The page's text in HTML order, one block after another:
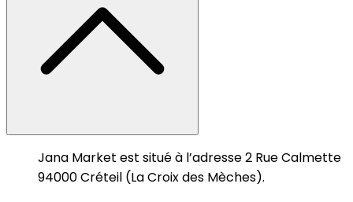
Jana Market est situé à l’adresse 2 Rue Calmette
94000 Créteil (La Croix des Mèches).